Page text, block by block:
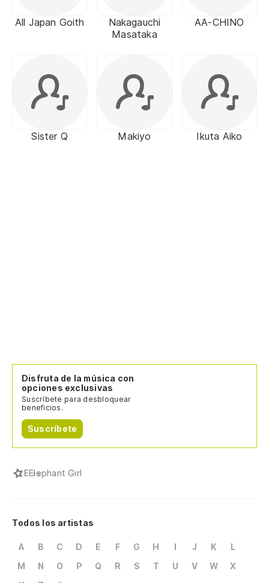
All Japan Goith
Nakagauchi
Masataka
AA-CHINO
Sister Q Makiyo Ikuta Aiko
Disfruta de la música con
opciones exclusivas
Suscríbete para desbloquear
beneficios.
Suscríbete
EElephant Girl
Todos los artistas
A B C D E F G H I J K
L
M
N O P Q R S T U V W
X